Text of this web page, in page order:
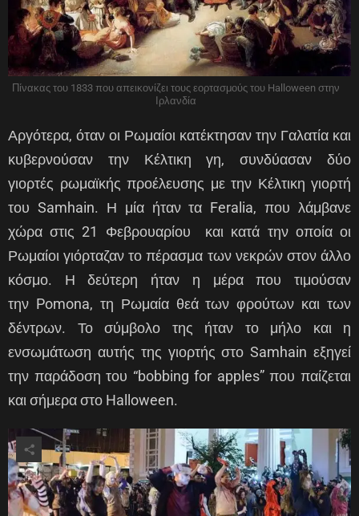
Πίνακας του 1833 που απεικονίζει τους εορτασμούς του Halloween στην
Ιρλανδία
Αργότερα, όταν οι Ρωμαίοι κατέκτησαν την Γαλατία και
κυβερνούσαν την Κέλτικη γη, συνδύασαν δύο
γιορτές ρωμαϊκής προέλευσης με την Κέλτικη γιορτή
του Samhain. Η μία ήταν τα Feralia, που λάμβανε
χώρα στις 21 Φεβρουαρίου και κατά την οποία οι
Ρωμαίοι γιόρταζαν το πέρασμα των νεκρών στον άλλο
κόσμο. Η δεύτερη ήταν η μέρα που τιμούσαν
την Pomona, τη Ρωμαία θεά των φρούτων και των
δέντρων. Το σύμβολο της ήταν το μήλο και η
ενσωμάτωση αυτής της γιορτής στο Samhain εξηγεί
την παράδοση του “bobbing for apples” που παίζεται
και σήμερα στο Halloween.